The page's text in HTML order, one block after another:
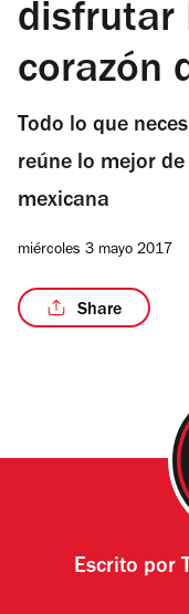
disfrutar
corazón
Todo lo que
reúne lo mejor
mexicana
miércoles 3 mayo 2017
Share
Escrito por